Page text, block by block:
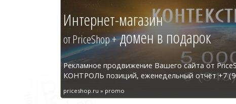
Интернет-магазин
от PriceShop +домен в подарок
Рекламное продвижение Вашего сайта от
КОНТРОЛЬ позиций, еженедельный отчёт +7
priceshop.ru » promo